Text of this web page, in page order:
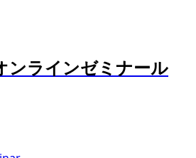
ンラインゼミナール